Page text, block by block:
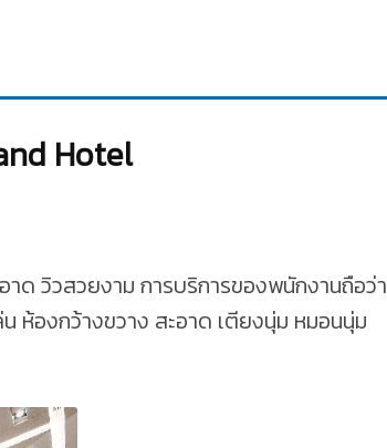
Hotel
ด วิวสวยงาม การบริการของพนักงานถือว่า
ห้องกว้างขวาง สะอาด เตียงนุ่ม หมอนนุ่ม